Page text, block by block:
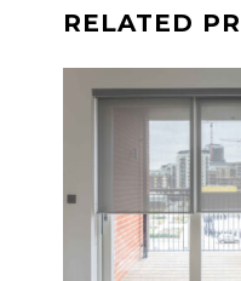
RELATED